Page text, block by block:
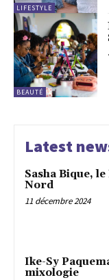
LIFESTYLE
BEAUTÉ
Latest
Sasha Bique,
Nord
11 décembre 2024
Ike-Sy
mixologie